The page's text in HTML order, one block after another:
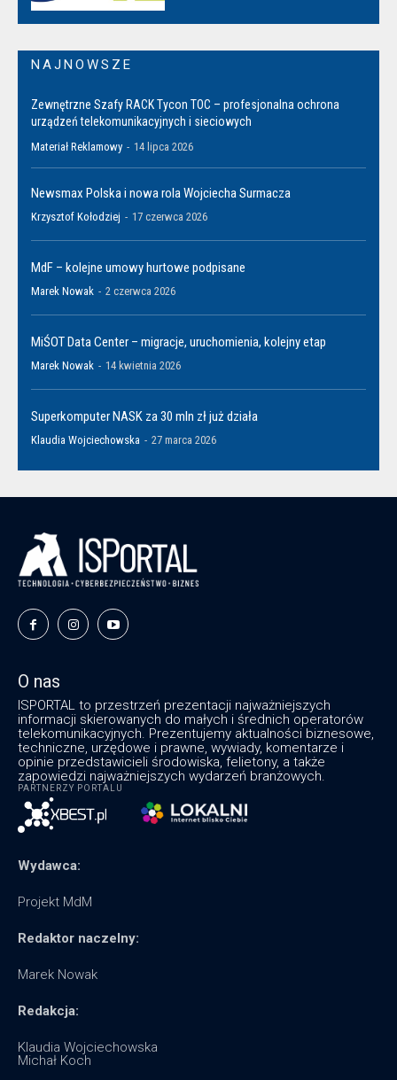
NAJNOWSZE
Zewnętrzne Szafy RACK Tycon TOC – profesjonalna ochrona
urządzeń telekomunikacyjnych i sieciowych
Materiał Reklamowy - 14 lipca 2026
Newsmax Polska i nowa rola Wojciecha Surmacza
Krzysztof Kołodziej - 17 czerwca 2026
MdF – kolejne umowy hurtowe podpisane
Marek Nowak - 2 czerwca 2026
MiŚOT Data Center – migracje, uruchomienia, kolejny etap
Marek Nowak - 14 kwietnia 2026
Superkomputer NASK za 30 mln zł już działa
Klaudia Wojciechowska - 27 marca 2026
O nas
ISPORTAL to przestrzeń prezentacji najważniejszych
informacji skierowanych do małych i średnich operatorów
telekomunikacyjnych. Prezentujemy aktualności biznesowe,
techniczne, urzędowe i prawne, wywiady, komentarze i
opinie przedstawicieli środowiska, felietony, a także
zapowiedzi najważniejszych wydarzeń branżowych.
PARTNERZY PORTALU
Wydawca:
Projekt MdM
Redaktor naczelny:
Marek Nowak
Redakcja:
Klaudia Wojciechowska
Michał Koch